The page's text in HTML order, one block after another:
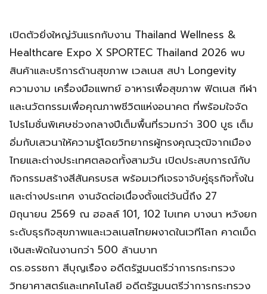
เปิดตัวยิ่งใหญ่วันแรกกับงาน Thailand Wellness &
Healthcare Expo X SPORTEC Thailand 2026 พบ
สินค้าและบริการด้านสุขภาพ เวลเนส สปา Longevity
ความงาม เครื่องมือแพทย์ อาหารเพื่อสุขภาพ ฟิตเนส กีฬา
และนวัตกรรมเพื่อคุณภาพชีวิตแห่งอนาคต ที่พร้อมใจจัด
โปรโมชั่นพิเศษช่วงกลางปีเต็มพื้นที่รวมกว่า 300 บูธ เต็ม
อิ่มกับเสวนาให้ความรู้โดยวิทยากรผู้ทรงคุณวุฒิจากเมือง
ไทยและต่างประเทศตลอดทั้งสามวัน เปิดประสบการณ์กับ
กิจกรรมสร้างสีสันครบรส พร้อมเวทีเจรจาจับคู่ธุรกิจทั้งใน
และต่างประเทศ งานจัดต่อเนื่องตั้งแต่วันนี้ถึง 27
มิถุนายน 2569 ณ ฮอลล์ 101, 102 ไบเทค บางนา หวังยก
ระดับธุรกิจสุขภาพและเวลเนสไทยผงาดในเวทีโลก คาดเม็ด
เงินสะพัดในงานกว่า 500 ล้านบาท
​ดร.อรรชกา สีบุญเรือง อดีตรัฐมนตรีว่าการกระทรวง
วิทยาศาสตร์และเทคโนโลยี อดีตรัฐมนตรีว่าการกระทรวง